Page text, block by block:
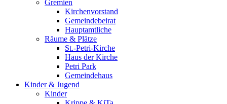
Gremien
Kirchenvorstand
Gemeindebeirat
Hauptamtliche
Räume & Plätze
St.-Petri-Kirche
Haus der Kirche
Petri Park
Gemeindehaus
Kinder & Jugend
Kinder